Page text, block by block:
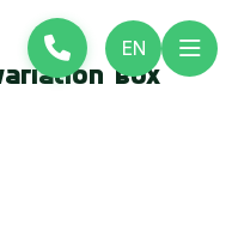
EN
Box